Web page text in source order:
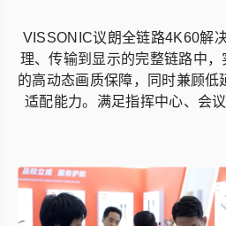
VISSONIC议朗全链路4K60解
理、传输到显示的完整链路中
的高动态画质保障，同时兼顾低
适配能力。满足指挥中心、会